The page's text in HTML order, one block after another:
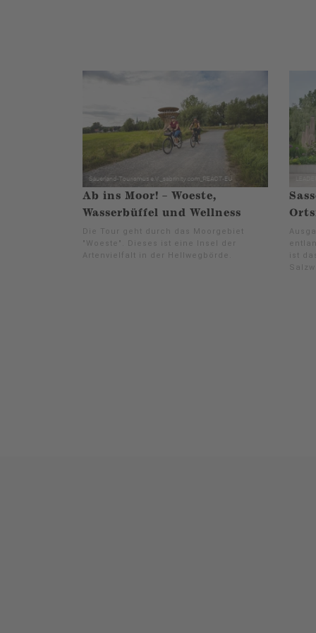
Ab ins Moor! – Woeste,
Wasserbüffel und Wellness
Die Tour geht durch das Moorgebiet
"Woeste". Dieses ist eine Insel der
Artenvielfalt in der Hellwegbörde.
ist